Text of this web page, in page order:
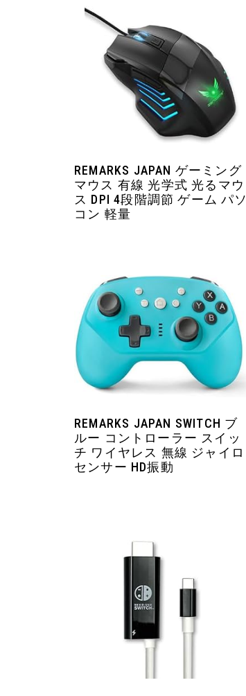
REMARKS JAPAN ゲーミング
マウス 有線 光学式 光るマウ
ス DPI 4段階調節 ゲーム パソ
コン 軽量
REMARKS JAPAN SWITCH ブ
ルー コントローラー スイッ
チ ワイヤレス 無線 ジャイロ
センサー HD振動